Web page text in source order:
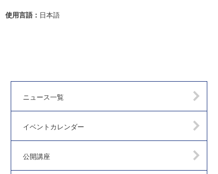
使用言語： 日本語
ニュース一覧
イベントカレンダー
公開講座